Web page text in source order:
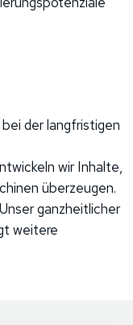
der langfristigen
wir Inhalte,
überzeugen.
Unser ganzheitlicher
weitere